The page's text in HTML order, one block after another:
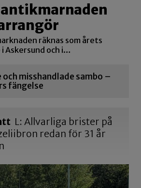
räknas som årets
Askersund och i…
och misshandlade sambo –
fängelse
L: Allvarliga brister på
redan för 31 år